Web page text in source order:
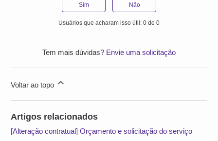
Sim Não
Usuários que acharam isso útil: 0 de 0
Tem mais dúvidas? Envie uma solicitação
Voltar ao topo
Artigos relacionados
[Alteração contratual] Orçamento e solicitação do serviço